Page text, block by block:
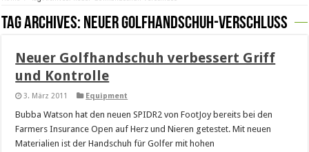
Tag Archives: neuer Golfhandschuh-Verschluss
Neuer Golfhandschuh verbessert Griff
und Kontrolle
3. März 2011 Equipment
Bubba Watson hat den neuen SPIDR2 von FootJoy bereits bei den
Farmers Insurance Open auf Herz und Nieren getestet. Mit neuen
Materialien ist der Handschuh für Golfer mit hohen